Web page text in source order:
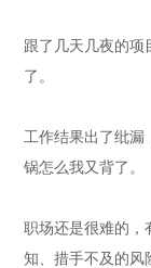
跟了几天几夜的项
了。
工作结果出了纰漏
锅怎么我又背了。
职场还是很难的，
知、措手不及的风